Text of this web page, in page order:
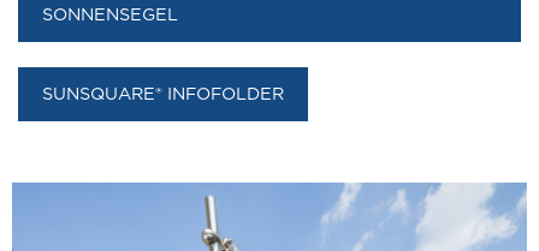
SONNENSEGEL
SUNSQUARE® INFOFOLDER